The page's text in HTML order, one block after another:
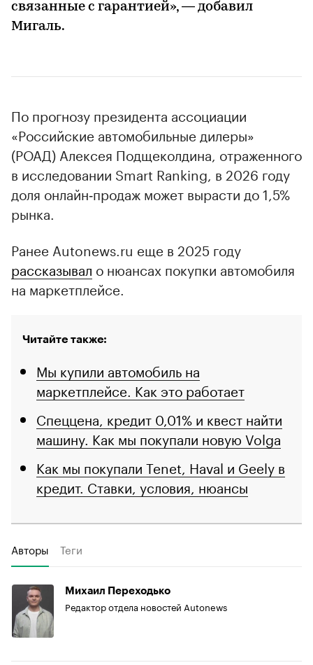
связанные с гарантией», — добавил
Мигаль.
По прогнозу президента ассоциации
«Российские автомобильные дилеры»
(РОАД) Алексея Подщеколдина, отраженного
в исследовании Smart Ranking, в 2026 году
доля онлайн‑продаж может вырасти до 1,5%
рынка.
Ранее Autonews.ru еще в 2025 году
рассказывал о нюансах покупки автомобиля
на маркетплейсе.
Читайте также:
Мы купили автомобиль на
маркетплейсе. Как это работает
Спеццена, кредит 0,01% и квест найти
машину. Как мы покупали новую Volga
Как мы покупали Tenet, Haval и Geely в
кредит. Ставки, условия, нюансы
Авторы Теги
Михаил Переходько
Редактор отдела новостей Autonews